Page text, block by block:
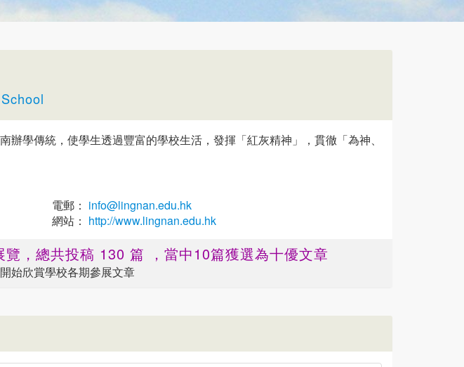
辦學傳統，使學生透過豐富的學校生活，發揮「紅灰精神」，貫徹「為神、
電郵： info@lingnan.edu.hk
網站： http://www.lingnan.edu.hk
，總共投稿 130 篇 ，當中10篇獲選為十優文章
始欣賞學校各期參展文章